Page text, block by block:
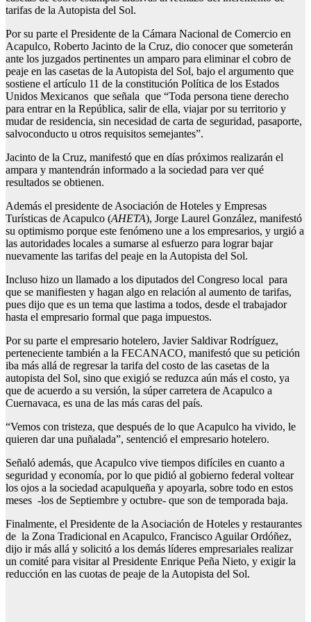
tarifas de la Autopista del Sol.
Por su parte el Presidente de la Cámara Nacional de Comercio en
Acapulco, Roberto Jacinto de la Cruz, dio conocer que someterán
ante los juzgados pertinentes un amparo para eliminar el cobro de
peaje en las casetas de la Autopista del Sol, bajo el argumento que
sostiene el artículo 11 de la constitución Política de los Estados
Unidos Mexicanos que señala que “Toda persona tiene derecho
para entrar en la República, salir de ella, viajar por su territorio y
mudar de residencia, sin necesidad de carta de seguridad, pasaporte,
salvoconducto u otros requisitos semejantes”.
Jacinto de la Cruz, manifestó que en días próximos realizarán el
ampara y mantendrán informado a la sociedad para ver qué
resultados se obtienen.
Además el presidente de Asociación de Hoteles y Empresas
Turísticas de Acapulco (AHETA), Jorge Laurel González, manifestó
su optimismo porque este fenómeno une a los empresarios, y urgió a
las autoridades locales a sumarse al esfuerzo para lograr bajar
nuevamente las tarifas del peaje en la Autopista del Sol.
Incluso hizo un llamado a los diputados del Congreso local para
que se manifiesten y hagan algo en relación al aumento de tarifas,
pues dijo que es un tema que lastima a todos, desde el trabajador
hasta el empresario formal que paga impuestos.
Por su parte el empresario hotelero, Javier Saldivar Rodríguez,
perteneciente también a la FECANACO, manifestó que su petición
iba más allá de regresar la tarifa del costo de las casetas de la
autopista del Sol, sino que exigió se reduzca aún más el costo, ya
que de acuerdo a su versión, la súper carretera de Acapulco a
Cuernavaca, es una de las más caras del país.
“Vemos con tristeza, que después de lo que Acapulco ha vivido, le
quieren dar una puñalada”, sentenció el empresario hotelero.
Señaló además, que Acapulco vive tiempos difíciles en cuanto a
seguridad y economía, por lo que pidió al gobierno federal voltear
los ojos a la sociedad acapulqueña y apoyarla, sobre todo en estos
meses -los de Septiembre y octubre- que son de temporada baja.
Finalmente, el Presidente de la Asociación de Hoteles y restaurantes
de la Zona Tradicional en Acapulco, Francisco Aguilar Ordóñez,
dijo ir más allá y solicitó a los demás líderes empresariales realizar
un comité para visitar al Presidente Enrique Peña Nieto, y exigir la
reducción en las cuotas de peaje de la Autopista del Sol.